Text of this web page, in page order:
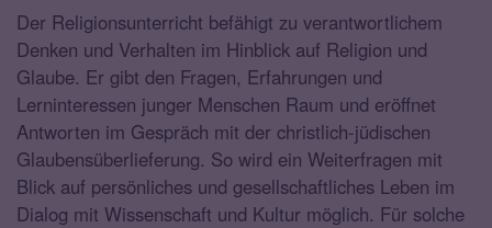
Der Religionsunterricht befähigt zu verantwortlichem
Denken und Verhalten im Hinblick auf Religion und
Glaube. Er gibt den Fragen, Erfahrungen und
Lerninteressen junger Menschen Raum und eröffnet
Antworten im Gespräch mit der christlich-jüdischen
Glaubensüberlieferung. So wird ein Weiterfragen mit
Blick auf persönliches und gesellschaftliches Leben im
Dialog mit Wissenschaft und Kultur möglich. Für solche